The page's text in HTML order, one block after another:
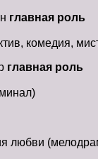
главная роль
комедия,
главная роль
любви